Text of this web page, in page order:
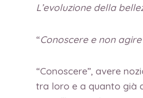
L’evoluzione della
“Conoscere e non
“Conoscere”, avere
tra loro e a quanto già